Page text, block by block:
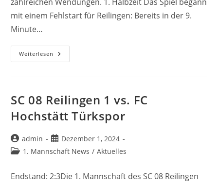
mit einem Fehlstart für Reilingen: Bereits in der 9.
Minute…
Weiterlesen SC
08
Mannheim
(5:4)
SC 08 Reilingen 1 vs. FC
Hochstätt Türkspor
Beitrags-
Autor:
admin
Beitrag
veröffentlicht:
Dezember 1, 2024
Beitrags-
1. Mannschaft News / Aktuelles
Endstand: 2:3Die 1. Mannschaft des SC 08 Reilingen